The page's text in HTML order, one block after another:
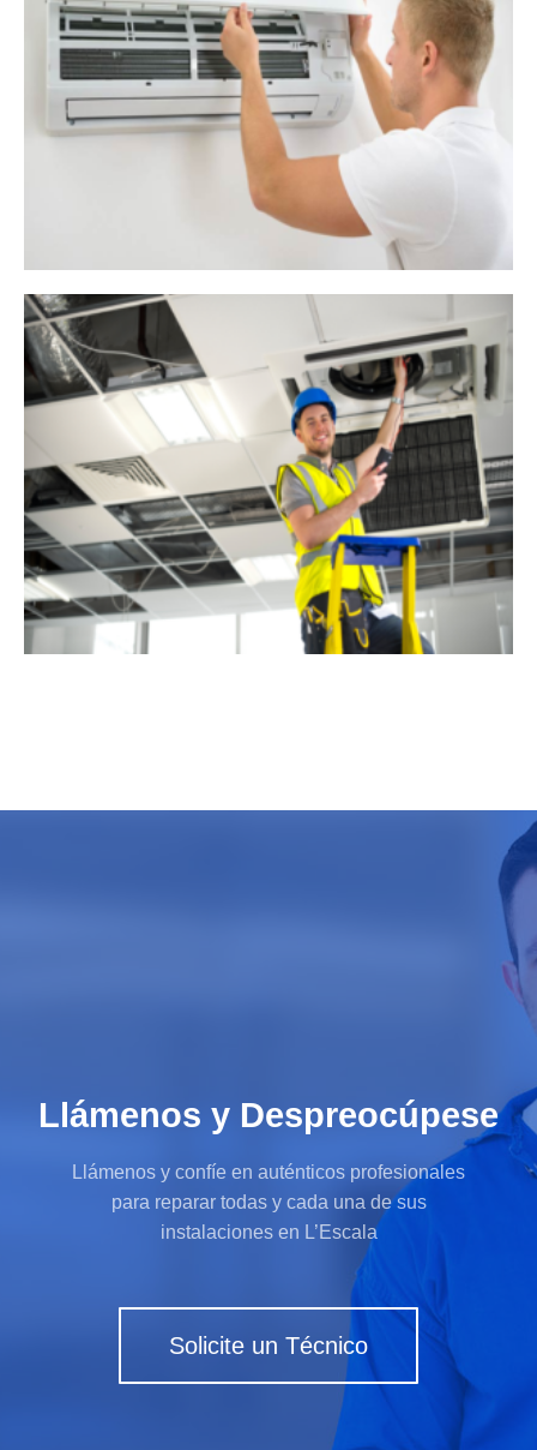
Llámenos y Despreocúpese
Llámenos y confíe en auténticos profesionales
para reparar todas y cada una de sus
instalaciones en L’Escala
Solicite un Técnico